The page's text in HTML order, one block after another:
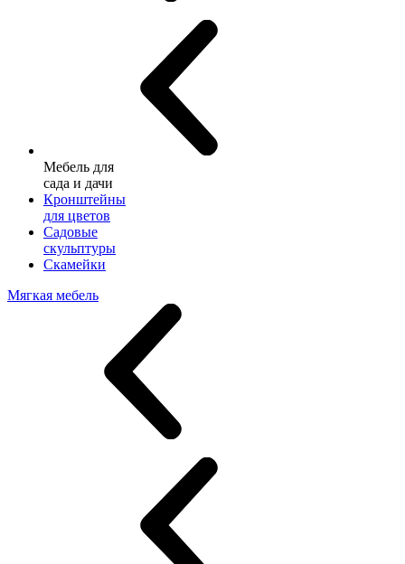
Мебель для
сада и дачи
Кронштейны
для цветов
Садовые
скульптуры
Скамейки
Мягкая мебель